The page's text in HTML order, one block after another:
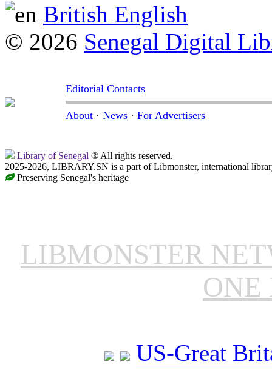
British English
© 2026 Senegal Digital
Editorial Contacts
About · News · For Advertisers
Library of Senegal ® All rights reserved.
2025-2026, LIBRARY.SN is a part of Libmonster, international
Preserving Senegal's heritage
LIBMONSTER
ONE
US-Great